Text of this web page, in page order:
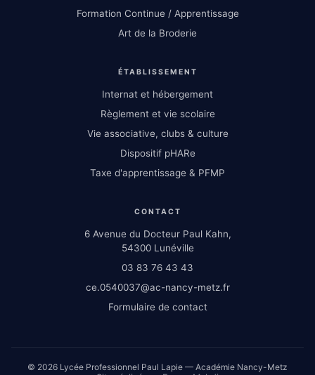
Formation Continue / Apprentissage
Art de la Broderie
ÉTABLISSEMENT
Internat et hébergement
Règlement et vie scolaire
Vie associative, clubs & culture
Dispositif pHARe
Taxe d'apprentissage & PFMP
CONTACT
6 Avenue du Docteur Paul Kahn,
54300 Lunéville
03 83 76 43 43
ce.0540037@ac-nancy-metz.fr
Formulaire de contact
© 2026 Lycée Professionnel Paul Lapie — Académie Nancy-Metz